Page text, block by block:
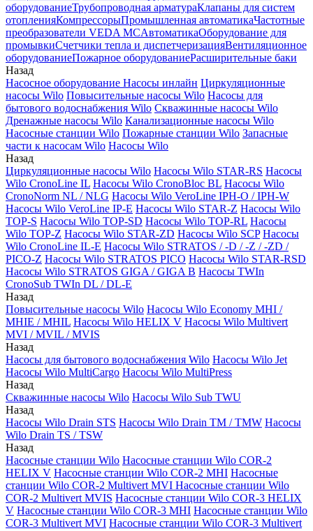
оборудованиеТрубопроводная арматураКлапаны для систем
отопленияКомпрессорыПромышленная автоматикаЧастотные
преобразователи VEDA MCАвтоматикаОборудование для
промывкиСчетчики тепла и диспетчеризацияВентиляционное
оборудованиеПожарное оборудованиеРасширительные баки
Назад
Насосное оборудование Насосы инлайн Циркуляционные
насосы Wilo Повысительные насосы Wilo Насосы для
бытового водоснабжения Wilo Скважинные насосы Wilo
Дренажные насосы Wilo Канализационные насосы Wilo
Насосные станции Wilo Пожарные станции Wilo Запасные
части к насосам Wilo Насосы Wilo
Назад
Циркуляционные насосы Wilo Насосы Wilo STAR-RS Насосы
Wilo CronoLine IL Насосы Wilo CronoBloc BL Насосы Wilo
CronoNorm NL / NLG Насосы Wilo VeroLine IPH-O / IPH-W
Насосы Wilo VeroLine IP-E Насосы Wilo STAR-Z Насосы Wilo
TOP-S Насосы Wilo TOP-SD Насосы Wilo TOP-RL Насосы
Wilo TOP-Z Насосы Wilo STAR-ZD Насосы Wilo SCP Насосы
Wilo CronoLine IL-E Насосы Wilo STRATOS / -D / -Z / -ZD /
PICO-Z Насосы Wilo STRATOS PICO Насосы Wilo STAR-RSD
Насосы Wilo STRATOS GIGA / GIGA B Насосы TWIn
CronoSub TWIn DL / DL-E
Назад
Повысительные насосы Wilo Насосы Wilo Economy MHI /
MHIE / MHIL Насосы Wilo HELIX V Насосы Wilo Multivert
MVI / MVIL / MVIS
Назад
Насосы для бытового водоснабжения Wilo Насосы Wilo Jet
Насосы Wilo MultiCargo Насосы Wilo MultiPress
Назад
Скважинные насосы Wilo Насосы Wilo Sub TWU
Назад
Насосы Wilo Drain STS Насосы Wilo Drain TM / TMW Насосы
Wilo Drain TS / TSW
Назад
Насосные станции Wilo Насосные станции Wilo COR-2
HELIX V Насосные станции Wilo COR-2 MHI Насосные
станции Wilo COR-2 Multivert MVI Насосные станции Wilo
COR-2 Multivert MVIS Насосные станции Wilo COR-3 HELIX
V Насосные станции Wilo COR-3 MHI Насосные станции Wilo
COR-3 Multivert MVI Насосные станции Wilo COR-3 Multivert